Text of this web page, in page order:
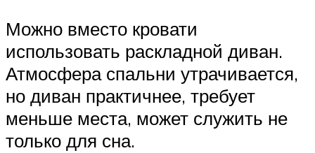
Можно вместо кровати
использовать раскладной диван.
Атмосфера спальни утрачивается,
но диван практичнее, требует
меньше места, может служить не
только для сна.